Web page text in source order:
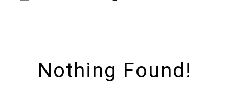
Nothing Found!